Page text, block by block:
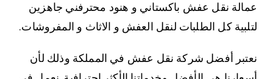
عمالة نقل عفش باكستاني و هنود محترفني جاهزين
لتلبية كل الطلبات لنقل العفش و الاثاث و المفروشات.
نعتبر أفضل شركة نقل عفش في المملكة وذلك لأن